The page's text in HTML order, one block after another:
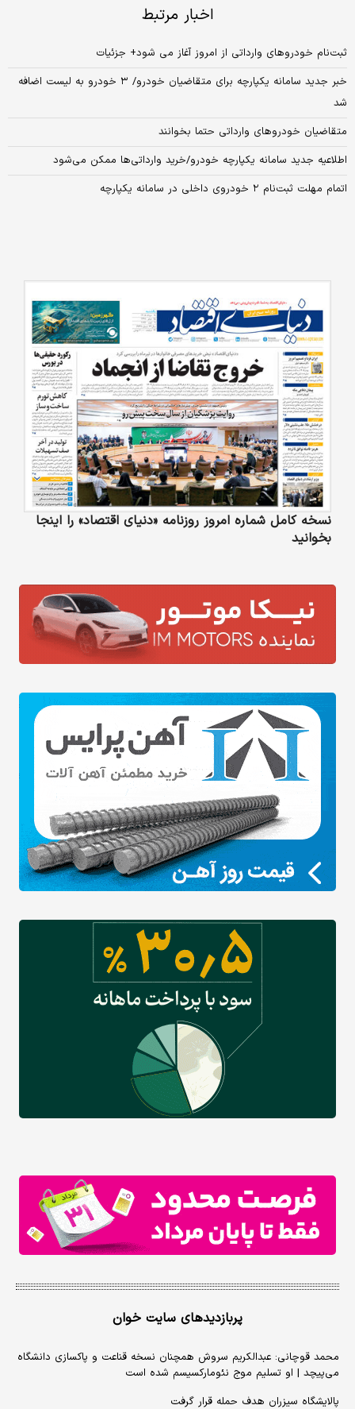
اخبار مرتبط
ثبت‌نام خودروهای وارداتی از امروز آغاز می شود+ جزئیات
خبر جدید سامانه یکپارچه برای متقاضیان خودرو/ ۳ خودرو به لیست اضافه
شد
متقاضیان خودروهای وارداتی حتما بخوانند
اطلاعیه جدید سامانه یکپارچه خودرو/خرید وارداتی‌ها ممکن می‌شود
اتمام مهلت ثبت‌نام ۲ خودروی داخلی در سامانه یکپارچه
نسخه کامل شماره امروز روزنامه «دنیای‌ اقتصاد» را اینجا
بخوانید
پربازدیدهای سایت خوان
محمد قوچانی: عبدالکریم سروش همچنان نسخه قناعت و پاکسازی دانشگاه
می‌پیچد | او تسلیم موج نئومارکسیسم شده است
پالایشگاه سیزران هدف حمله قرار گرفت